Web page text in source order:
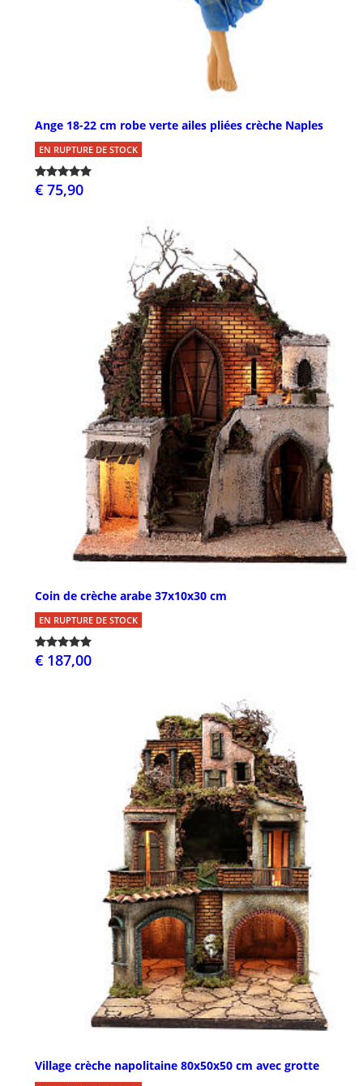
Ange 18-22 cm robe verte ailes pliées crèche Naples
EN RUPTURE DE STOCK
€ 75,90
Coin de crèche arabe 37x10x30 cm
EN RUPTURE DE STOCK
€ 187,00
Village crèche napolitaine 80x50x50 cm avec grotte